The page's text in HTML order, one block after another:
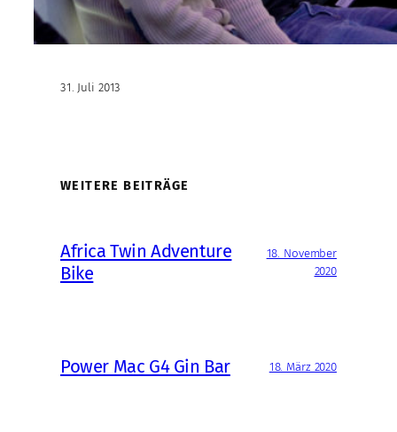
31. Juli 2013
WEITERE BEITRÄGE
Africa Twin Adventure
Bike
18. November
2020
Power Mac G4 Gin Bar 18. März 2020